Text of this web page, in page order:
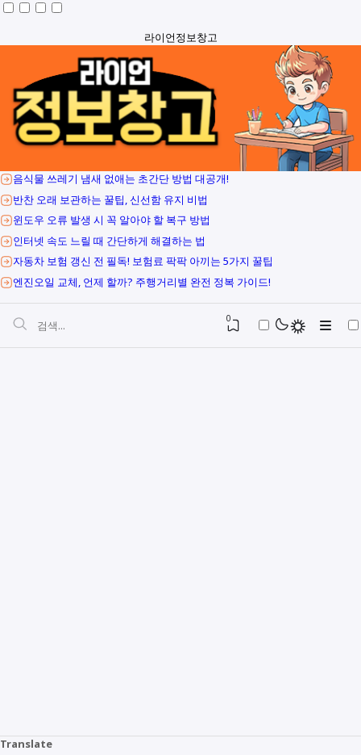
라이언정보창고
음식물 쓰레기 냄새 없애는 초간단 방법 대공개!
반찬 오래 보관하는 꿀팁, 신선함 유지 비법
윈도우 오류 발생 시 꼭 알아야 할 복구 방법
인터넷 속도 느릴 때 간단하게 해결하는 법
자동차 보험 갱신 전 필독! 보험료 팍팍 아끼는 5가지 꿀팁
엔진오일 교체, 언제 할까? 주행거리별 완전 정복 가이드!
0
Translate